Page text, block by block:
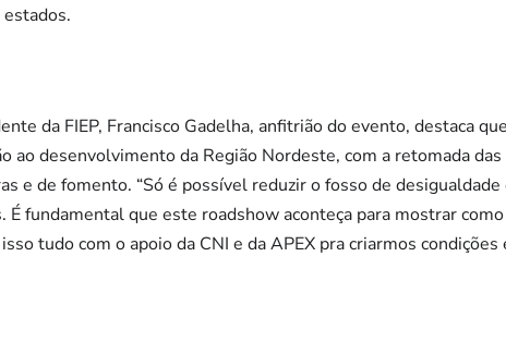
da FIEP, Francisco Gadelha, anfitrião do evento, destaca
ao desenvolvimento da Região Nordeste, com a retomada
e de fomento. “Só é possível reduzir o fosso de
É fundamental que este roadshow aconteça para mostrar
tudo com o apoio da CNI e da APEX pra criarmos